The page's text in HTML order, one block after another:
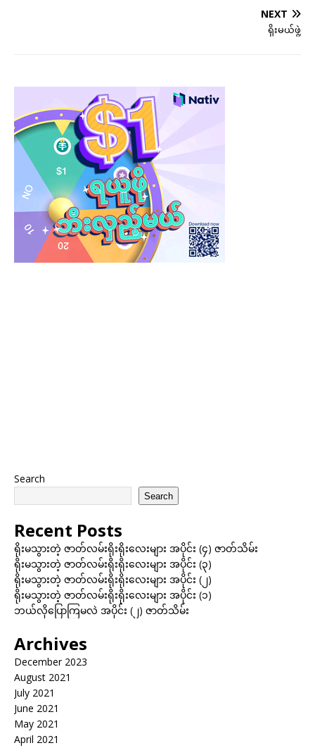
NEXT
ရိုးမယ်ဖွဲ့
Search
Search
Recent Posts
ရိုးမသွားတဲ့ ဇာတ်လမ်းရိုးရိုးလေးများ အပိုင်း (၄) ဇာတ်သိမ်း
ရိုးမသွားတဲ့ ဇာတ်လမ်းရိုးရိုးလေးများ အပိုင်း (၃)
ရိုးမသွားတဲ့ ဇာတ်လမ်းရိုးရိုးလေးများ အပိုင်း (၂)
ရိုးမသွားတဲ့ ဇာတ်လမ်းရိုးရိုးလေးများ အပိုင်း (၁)
ဘယ်လိုပြောကြမလဲ အပိုင်း (၂) ဇာတ်သိမ်း
Archives
December 2023
August 2021
July 2021
June 2021
May 2021
April 2021